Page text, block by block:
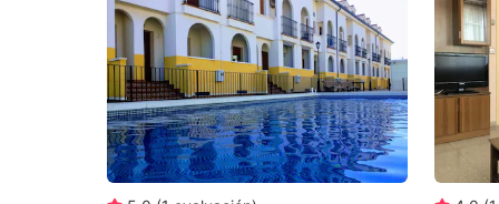
for
changing
dates.
for